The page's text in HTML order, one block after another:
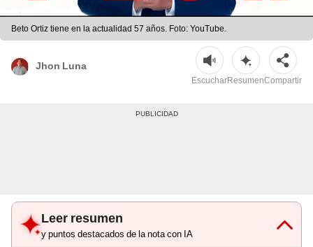
Beto Ortiz tiene en la actualidad 57 años. Foto: YouTube.
Jhon Luna
EscucharResumenCompartir
Leer resumen
y puntos destacados de la nota con IA